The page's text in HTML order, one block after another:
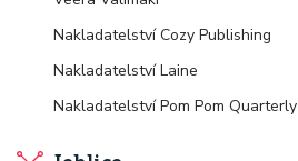
Nakladatelství Cozy Publishing
Nakladatelství Laine
Nakladatelství Pom Pom Quarterly